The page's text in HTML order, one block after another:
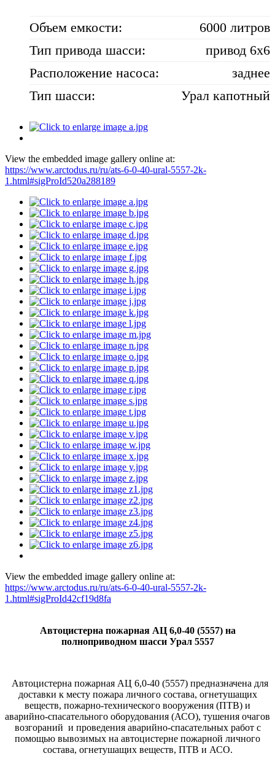
Объем емкости:
6000 литров
Тип привода шасси:
привод 6х6
Расположение насоса:
заднее
Тип шасси:
Урал капотный
View the embedded image gallery online at:
https://www.arctodus.ru/ru/ats-6-0-40-ural-5557-2k-
1.html#sigProId520a288189
View the embedded image gallery online at:
https://www.arctodus.ru/ru/ats-6-0-40-ural-5557-2k-
1.html#sigProId42cf19d8fa
Автоцистерна пожарная АЦ 6,0-40 (5557) на
полноприводном шасси Урал 5557
Автоцистерна пожарная АЦ 6,0-40 (5557) предназначена для
доставки к месту пожара личного состава, огнетушащих
веществ, пожарно-технического вооружения (ПТВ) и
аварийно-спасательного оборудования (АСО), тушения очагов
возгораний и проведения аварийно-спасательных работ с
помощью вывозимых на автоцистерне пожарной личного
состава, огнетушащих веществ, ПТВ и АСО.